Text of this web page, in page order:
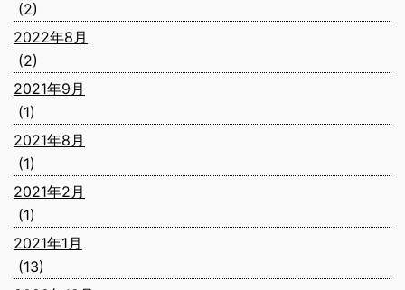
(2)
2022年8月
(2)
2021年9月
(1)
2021年8月
(1)
2021年2月
(1)
2021年1月
(13)